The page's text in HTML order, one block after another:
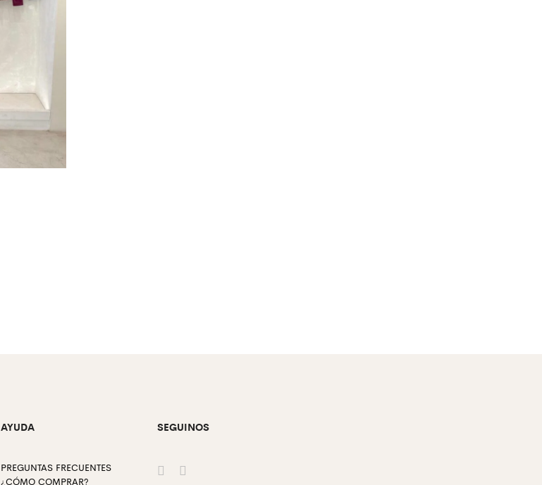
AYUDA
PREGUNTAS FRECUENTES
¿CÓMO COMPRAR?
SEGUINOS